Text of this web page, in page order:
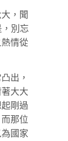
，聞
別忘
情從
出，
大大
剛過
那位
國家